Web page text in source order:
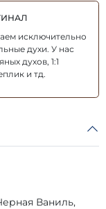
Ваниль,
исключительно
духи. У нас
духов, 1:1
и тд.